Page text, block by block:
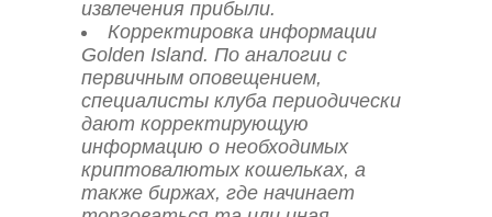
извлечения прибыли.
Корректировка информации
Golden Island. По аналогии с
первичным оповещением,
специалисты клуба периодически
дают корректирующую
информацию о необходимых
криптовалютых кошельках, а
также биржах, где начинает